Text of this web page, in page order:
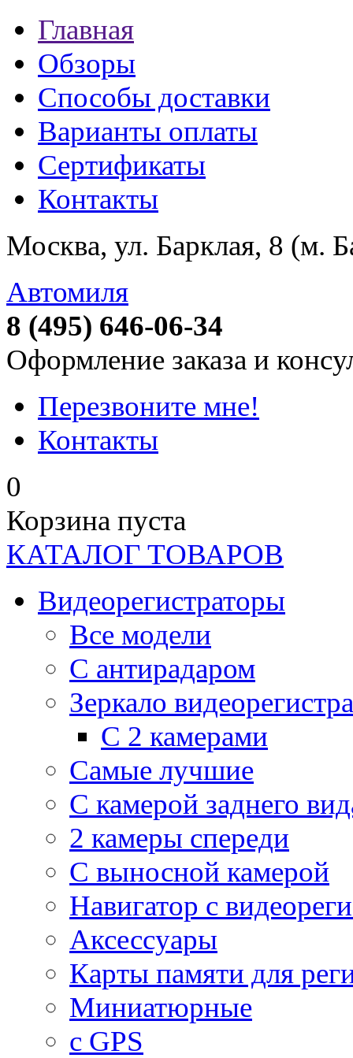
Главная
Обзоры
Способы доставки
Варианты оплаты
Сертификаты
Контакты
Москва, ул. Барклая, 8 (м.
Автомиля
8 (495) 646-06-34
Оформление заказа и
Перезвоните мне!
Контакты
0
Корзина пуста
КАТАЛОГ ТОВАРОВ
Видеорегистраторы
Все модели
C антирадаром
Зеркало
С 2 камерами
Самые лучшие
С камерой заднего
2 камеры спереди
С выносной камерой
Навигатор с
Аксессуары
Карты памяти для
Миниатюрные
с GPS